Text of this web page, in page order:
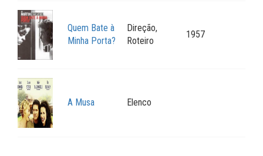
Quem Bate à
Minha Porta?
Direção,
Roteiro
1957
A Musa Elenco